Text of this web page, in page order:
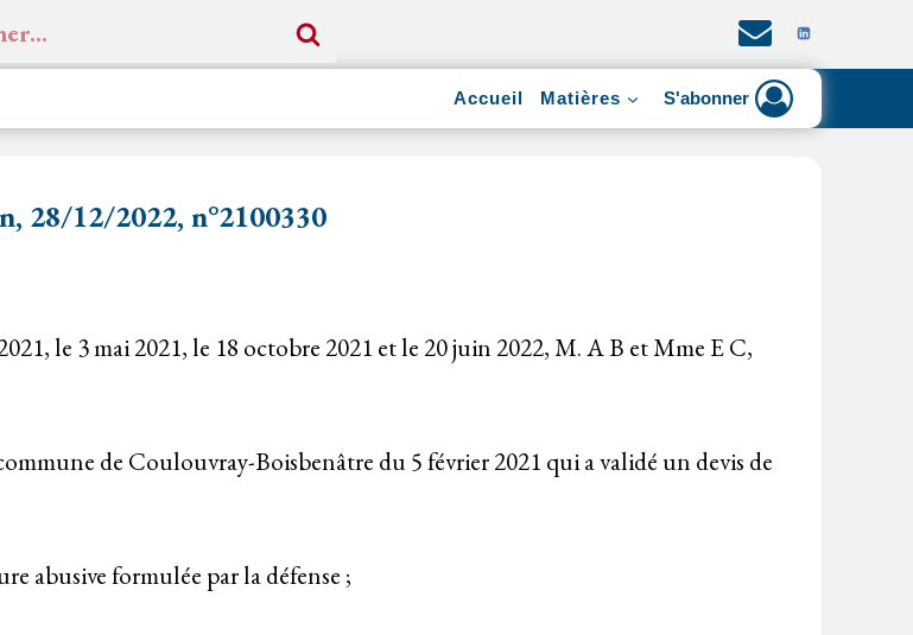
Accueil Matières S'abonner
28/12/2022, n°2100330
le 3 mai 2021, le 18 octobre 2021 et le 20 juin 2022, M. A B et Mme E C,
de Coulouvray-Boisbenâtre du 5 février 2021 qui a validé un devis de
abusive formulée par la défense ;